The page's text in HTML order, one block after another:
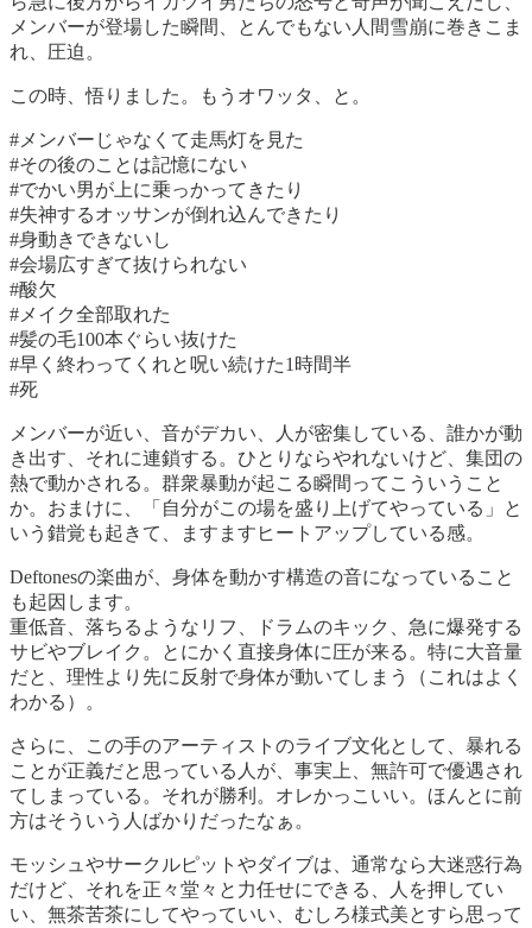
メンバーが登場した瞬間、とんでもない人間雪崩に巻きこま
れ、圧迫。
この時、悟りました。もうオワッタ、と。
#メンバーじゃなくて走馬灯を見た
#その後のことは記憶にない
#でかい男が上に乗っかってきたり
#失神するオッサンが倒れ込んできたり
#身動きできないし
#会場広すぎて抜けられない
#酸欠
#メイク全部取れた
#髪の毛100本ぐらい抜けた
#早く終わってくれと呪い続けた1時間半
#死
メンバーが近い、音がデカい、人が密集している、誰かが動
き出す、それに連鎖する。ひとりならやれないけど、集団の
熱で動かされる。群衆暴動が起こる瞬間ってこういうこと
か。おまけに、「自分がこの場を盛り上げてやっている」と
いう錯覚も起きて、ますますヒートアップしている感。
Deftonesの楽曲が、身体を動かす構造の音になっていること
も起因します。
重低音、落ちるようなリフ、ドラムのキック、急に爆発する
サビやブレイク。とにかく直接身体に圧が来る。特に大音量
だと、理性より先に反射で身体が動いてしまう（これはよく
わかる）。
さらに、この手のアーティストのライブ文化として、暴れる
ことが正義だと思っている人が、事実上、無許可で優遇され
てしまっている。それが勝利。オレかっこいい。ほんとに前
方はそういう人ばかりだったなぁ。
モッシュやサークルピットやダイブは、通常なら大迷惑行為
だけど、それを正々堂々と力任せにできる、人を押してい
い、無茶苦茶にしてやっていい、むしろ様式美とすら思って